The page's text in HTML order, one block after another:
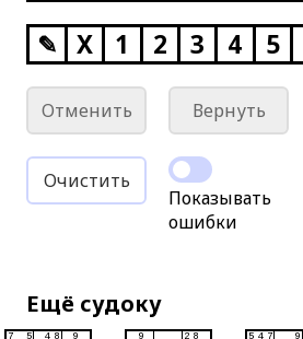
✎ X 1 2 3 4 5
Отменить Вернуть
Очистить
Показывать
ошибки
Ещё судоку